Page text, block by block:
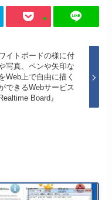
イトボードの様に付
写真、ペンや矢印な
Web上で自由に描く
できるWebサービス
Realtime Board』